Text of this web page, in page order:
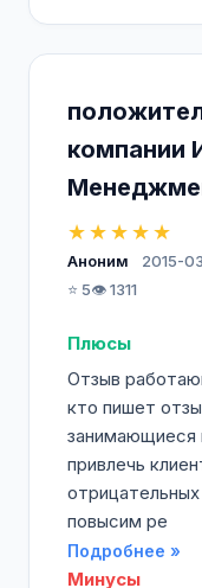
компании
★★★★★
Аноним
2015-
⭐ 5👁️ 1311
Плюсы
Отзыв
кто пишет
занимающиеся
привлечь
повысим ре
Подробнее »
Минусы